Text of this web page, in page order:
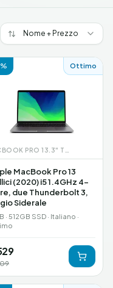
Nome + Prezzo
% Ottimo
MacBook Pro 13
(2020) i5 1.4GHz 4-
due Thunderbolt 3,
Siderale
· 512GB SSD · Italiano ·